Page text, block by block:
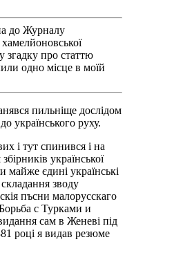
до Журналу
згадку про статтю
одно місце в моїй
пильніще дослідом
українського руху.
і тут спинився і на
української
майже єдині українські
зводу
пъсни малорусскаго
с Турками и
сам в Женеві під
році я видав резюме